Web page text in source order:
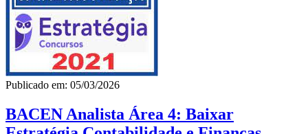
Publicado em: 05/03/2026
BACEN Analista Área 4: Baixar